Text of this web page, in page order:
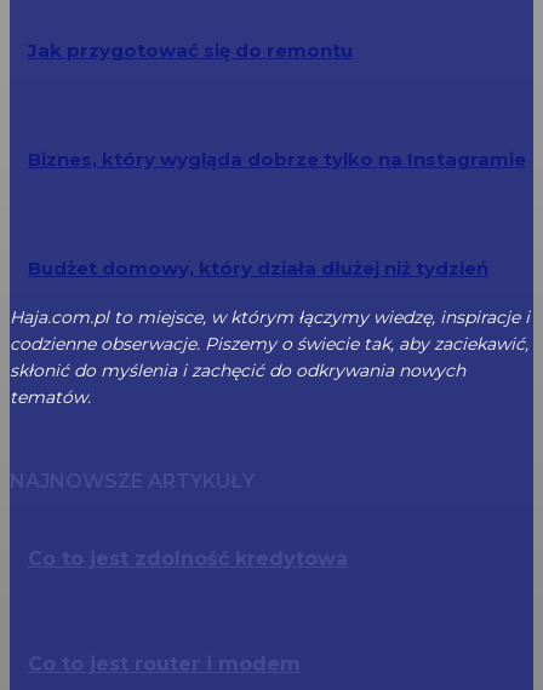
Jak przygotować się do remontu
Biznes, który wygląda dobrze tylko na Instagramie
Budżet domowy, który działa dłużej niż tydzień
Haja.com.pl to miejsce, w którym łączymy wiedzę, inspiracje i
codzienne obserwacje. Piszemy o świecie tak, aby zaciekawić,
skłonić do myślenia i zachęcić do odkrywania nowych
tematów.